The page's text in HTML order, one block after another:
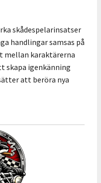
skådespelarinsatser
handlingar samsas på
mellan karaktärerna
skapa igenkänning
att beröra nya